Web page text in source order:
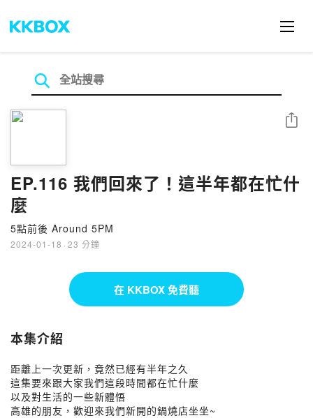
EP.116 我們回來了！這半年都在忙什
麼
5點前後 Around 5PM
2024-01-18 · 23 分鐘
分享
在 KKBOX 免費聽
本集介紹
距離上一次更新，竟然已經有半年之久
這集要來跟大家我們這段時間都在忙什麼
以及對生活的一些新體悟
高雄的朋友，歡迎來我們新開的鍋燒店坐坐~